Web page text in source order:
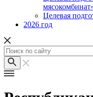
Целевая
2026 год